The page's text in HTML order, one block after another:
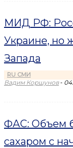
МИД РФ:
Украине, но
Запада
RU СМИ
Вадим Коршунов -
ФАС: Объем
сахаром с